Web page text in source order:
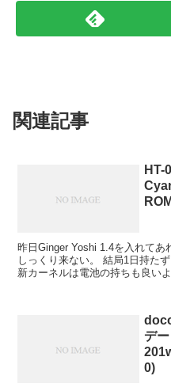
関連記事
HT-
昨日Ginger Yoshi 1.4を入れてあ
しっくり来ない。 結局1日持たずに坂本ROM+新カーネルに戻した。
新カーネルは電池の持ちも良いようだ。 と書こうと思
デ
0)